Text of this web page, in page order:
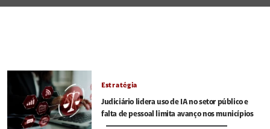
Estratégia
Judiciário lidera uso de IA no setor público e
falta de pessoal limita avanço nos municípios